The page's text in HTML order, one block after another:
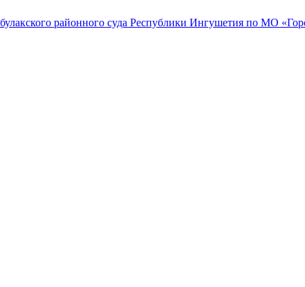
районного суда Республики Ингушетия по МО